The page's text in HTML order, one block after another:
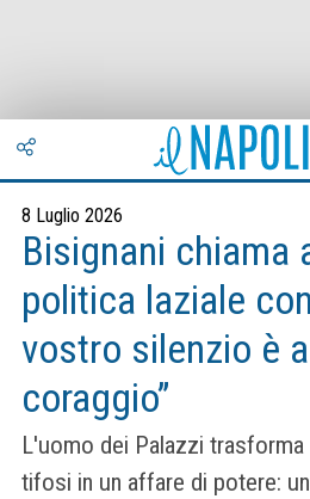
8 Luglio 2026
Bisignani chiama
politica laziale
vostro silenzio è
coraggio”
L'uomo dei Palazzi
tifosi in un affare di potere: